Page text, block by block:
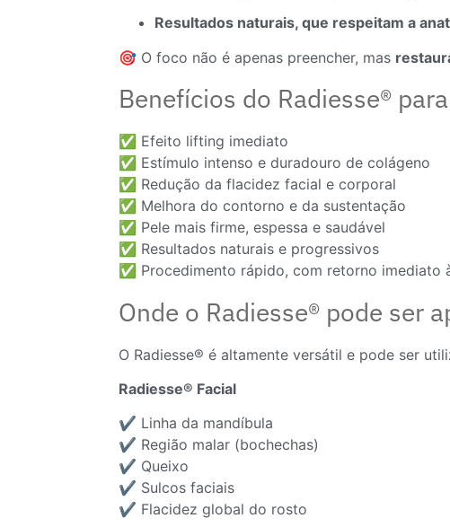
Resultados naturais, que respeitam a
🎯 O foco não é apenas preencher, mas
Benefícios do Radiesse®
✅ Efeito lifting imediato
✅ Estímulo intenso e duradouro de colágeno
✅ Redução da flacidez facial e corporal
✅ Melhora do contorno e da sustentação
✅ Pele mais firme, espessa e saudável
✅ Resultados naturais e progressivos
✅ Procedimento rápido, com retorno imediato
Onde o Radiesse® pode ser
O Radiesse® é altamente versátil e pode ser
Radiesse® Facial
✔️ Linha da mandíbula
✔️ Região malar (bochechas)
✔️ Queixo
✔️ Sulcos faciais
✔️ Flacidez global do rosto